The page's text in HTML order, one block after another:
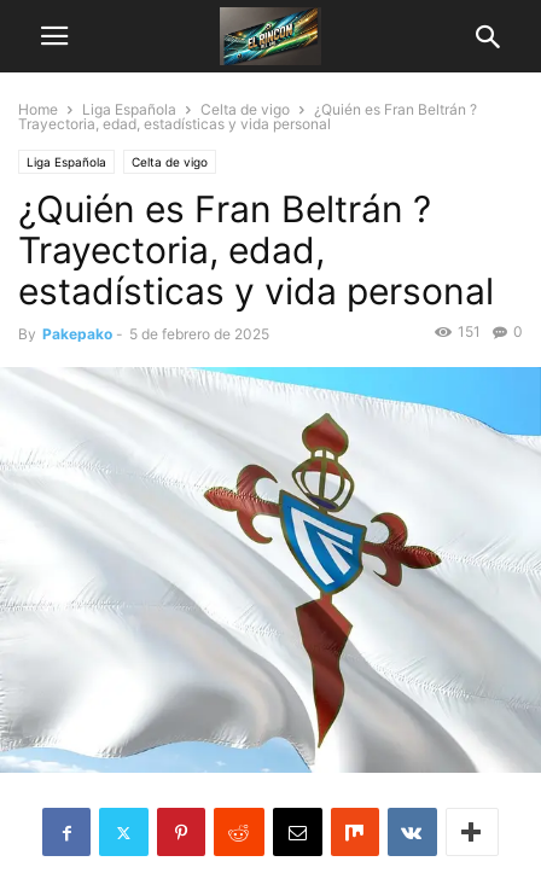
Home Liga Española Celta de vigo
¿Quién es Fran Beltrán ?
Trayectoria, edad, estadísticas y vida personal
Liga Española Celta de vigo
¿Quién es Fran Beltrán ?
Trayectoria, edad,
estadísticas y vida personal
By Pakepako - 5 de febrero de 2025 0
151